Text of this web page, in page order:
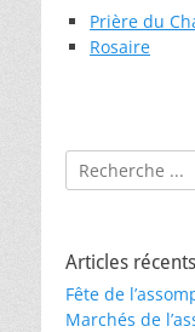
Prière du
Rosaire
Rechercher :
Articles récents
Fête de
Marchés de